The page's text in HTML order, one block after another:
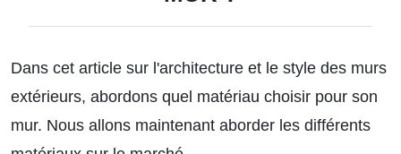
Dans cet article sur l'architecture et le style des murs
extérieurs, abordons quel matériau choisir pour son
mur. Nous allons maintenant aborder les différents